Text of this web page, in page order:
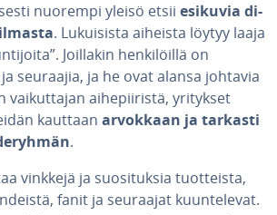
nuorempi yleisö etsii esikuvia di­
. Lu­kui­sis­ta aiheista löytyy laaja
Joillakin hen­ki­löil­lä on
seuraajia, ja he ovat alansa johtavia
vai­kut­ta­jan ai­he­pii­ris­tä, yritykset
kauttaan arvokkaan ja tarkasti
.
vinkkejä ja suo­si­tuk­sia tuot­teis­ta,
fanit ja seuraajat kuun­te­le­vat.